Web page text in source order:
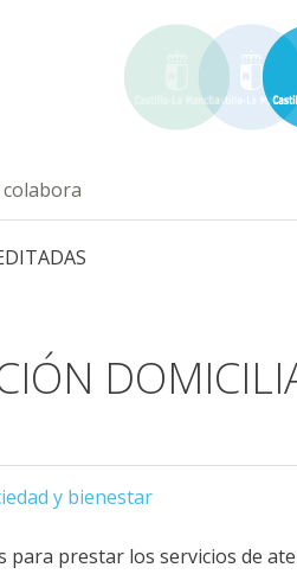
y bienestar
para prestar los servicios de